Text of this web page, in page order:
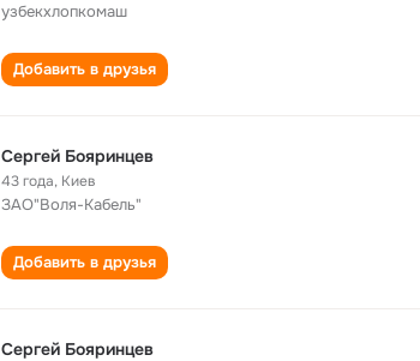
узбекхлопкомаш
Добавить в друзья
Сергей Бояринцев
43 года, Киев
ЗАО"Воля-Кабель"
Добавить в друзья
Сергей Бояринцев